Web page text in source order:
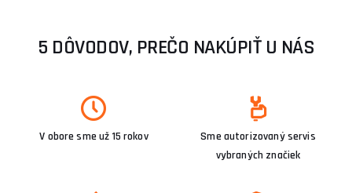
5 DÔVODOV, PREČO NAKÚPIŤ U NÁS
V obore sme už 15 rokov
Sme autorizovaný servis
vybraných značiek